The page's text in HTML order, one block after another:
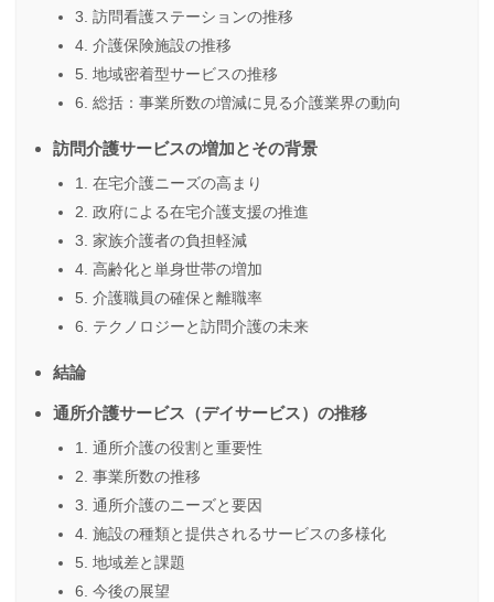
3. 訪問看護ステーションの推移
4. 介護保険施設の推移
5. 地域密着型サービスの推移
6. 総括：事業所数の増減に見る介護業界の動向
訪問介護サービスの増加とその背景
1. 在宅介護ニーズの高まり
2. 政府による在宅介護支援の推進
3. 家族介護者の負担軽減
4. 高齢化と単身世帯の増加
5. 介護職員の確保と離職率
6. テクノロジーと訪問介護の未来
結論
通所介護サービス（デイサービス）の推移
1. 通所介護の役割と重要性
2. 事業所数の推移
3. 通所介護のニーズと要因
4. 施設の種類と提供されるサービスの多様化
5. 地域差と課題
6. 今後の展望